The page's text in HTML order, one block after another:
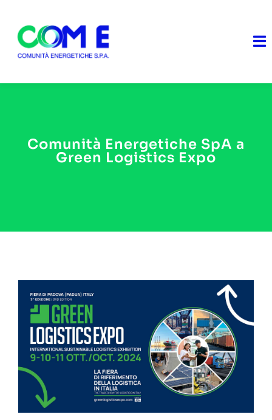
content
Cosa facciamo
Lavora con noi
Contatti
Comunità Energetiche SpA a
Green Logistics Expo